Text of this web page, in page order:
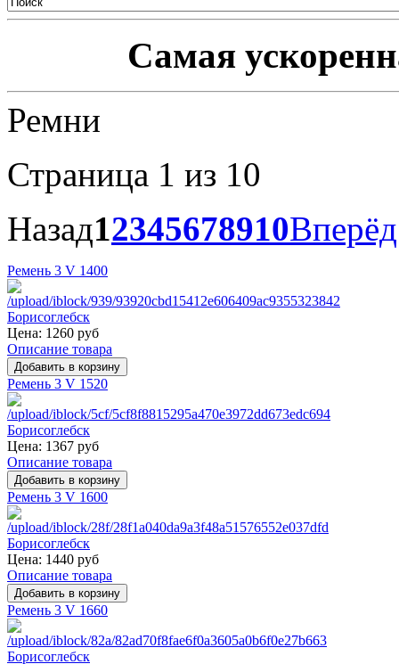
Самая
Ремни
Страница 1 из 10
Назад12345678910Вперёд
Ремень 3 V 1400
Цена: 1260 руб
Описание товара
Ремень 3 V 1520
Цена: 1367 руб
Описание товара
Ремень 3 V 1600
Цена: 1440 руб
Описание товара
Ремень 3 V 1660